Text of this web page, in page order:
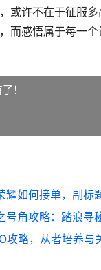
或许不在于征服
感悟属于每一个
！